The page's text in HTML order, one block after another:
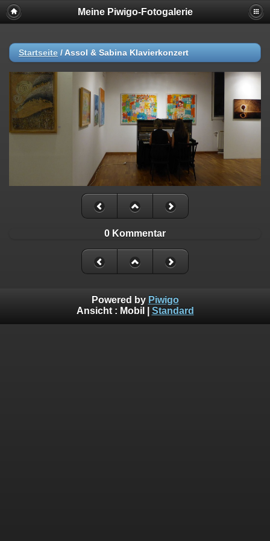
Meine Piwigo-Fotogalerie
Startseite / Assol & Sabina Klavierkonzert
0 Kommentar
Powered by Piwigo
Ansicht : Mobil Standard